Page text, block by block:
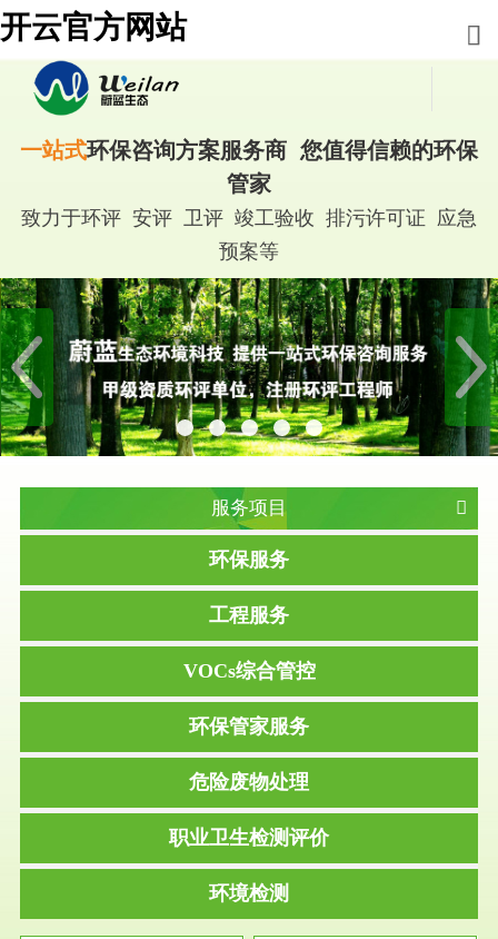
开云官方网站
一站式环保咨询方案服务商 您值得信赖的环保
管家
致力于环评 安评 卫评 竣工验收 排污许可证 应急
预案等
服务项目
环保服务
工程服务
VOCs综合管控
环保管家服务
危险废物处理
职业卫生检测评价
环境检测